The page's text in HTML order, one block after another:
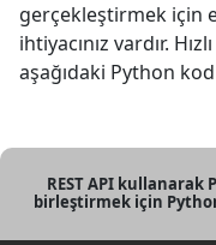
gerçekleştirmek için
ihtiyacınız vardır.
aşağıdaki Python
REST API kullanarak
birleştirmek için